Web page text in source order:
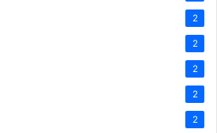
2
2
2
2
2